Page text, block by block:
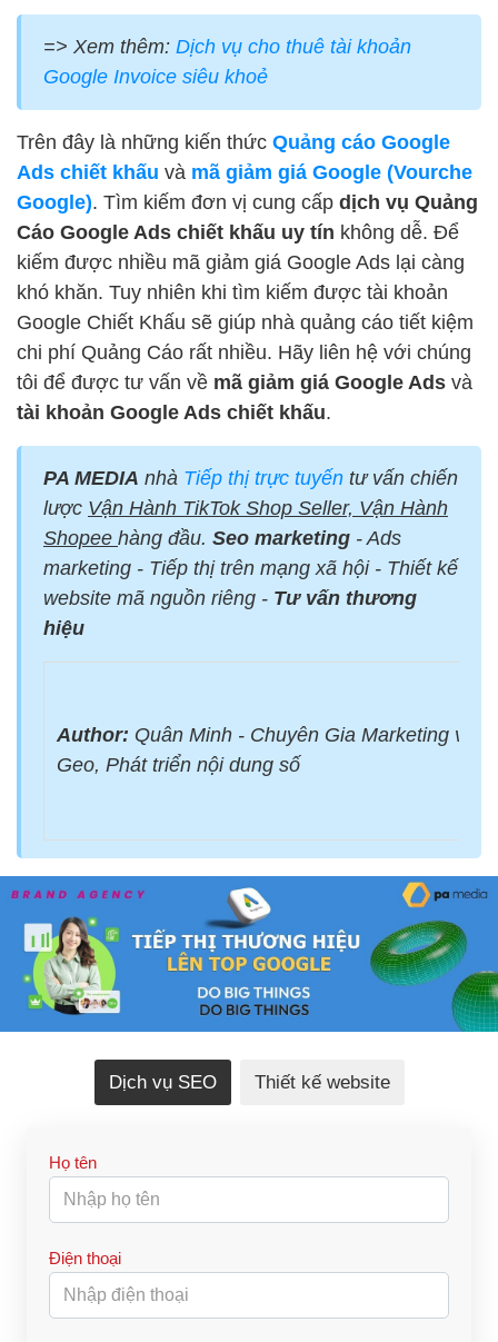
=> Xem thêm: Dịch vụ cho thuê tài khoản
Google Invoice siêu khoẻ
Trên đây là những kiến thức Quảng cáo Google
Ads chiết khấu và mã giảm giá Google (Vourche
Google). Tìm kiếm đơn vị cung cấp dịch vụ Quảng
Cáo Google Ads chiết khấu uy tín không dễ. Để
kiếm được nhiều mã giảm giá Google Ads lại càng
khó khăn. Tuy nhiên khi tìm kiếm được tài khoản
Google Chiết Khấu sẽ giúp nhà quảng cáo tiết kiệm
chi phí Quảng Cáo rất nhiều. Hãy liên hệ với chúng
tôi để được tư vấn về mã giảm giá Google Ads và
tài khoản Google Ads chiết khấu.
PA MEDIA nhà Tiếp thị trực tuyến tư vấn chiến
lược Vận Hành TikTok Shop Seller, Vận Hành
Shopee hàng đầu. Seo marketing - Ads
marketing - Tiếp thị trên mạng xã hội - Thiết kế
website mã nguồn riêng - Tư vấn thương
hiệu
Author: Quân Minh - Chuyên Gia Marketing với
Geo, Phát triển nội dung số
Dịch vụ SEO Thiết kế website
Họ tên
Điện thoại